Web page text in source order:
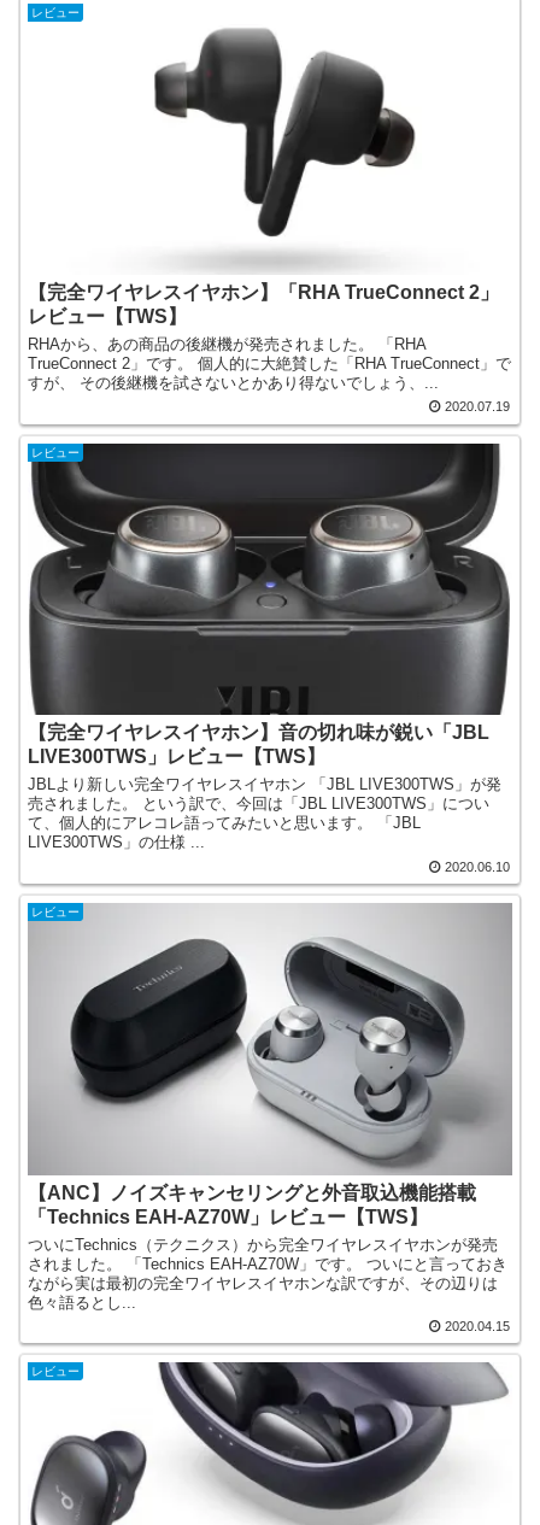
レビュー
【完全ワイヤレスイヤホン】「RHA TrueConnect 2」
レビュー【TWS】
RHAから、あの商品の後継機が発売されました。 「RHA
TrueConnect 2」です。 個人的に大絶賛した「RHA TrueConnect」で
すが、 その後継機を試さないとかあり得ないでしょう、...
2020.07.19
レビュー
【完全ワイヤレスイヤホン】音の切れ味が鋭い「JBL
LIVE300TWS」レビュー【TWS】
JBLより新しい完全ワイヤレスイヤホン 「JBL LIVE300TWS」が発
売されました。 という訳で、今回は「JBL LIVE300TWS」につい
て、個人的にアレコレ語ってみたいと思います。 「JBL
LIVE300TWS」の仕様 ...
2020.06.10
レビュー
【ANC】ノイズキャンセリングと外音取込機能搭載
「Technics EAH-AZ70W」レビュー【TWS】
ついにTechnics（テクニクス）から完全ワイヤレスイヤホンが発売
されました。 「Technics EAH-AZ70W」です。 ついにと言っておき
ながら実は最初の完全ワイヤレスイヤホンな訳ですが、その辺りは
色々語るとし...
2020.04.15
レビュー